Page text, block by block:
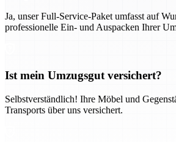
Ja, unser Full-Service-Paket umfasst auf
professionelle Ein- und Auspacken Ihrer
Ist mein Umzugsgut versichert?
Selbstverständlich! Ihre Möbel und
Transports über uns versichert.